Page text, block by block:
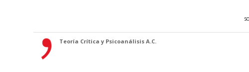
Teoría Crítica y Psicoanálisis A.C.